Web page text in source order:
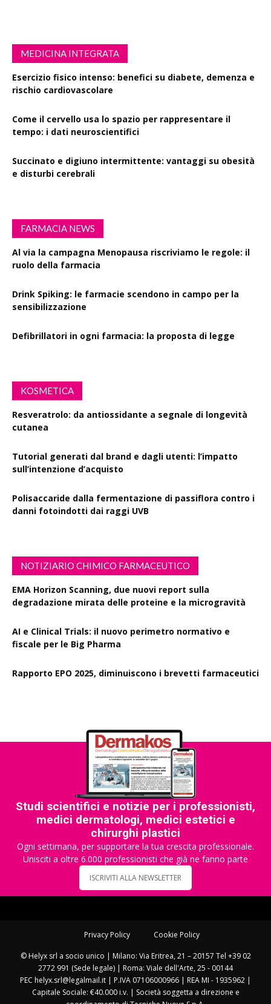
MEDICINA INTEGRATA
Esercizio fisico intenso: benefici su diabete, demenza e
rischio cardiovascolare
Come il cervello usa lo spazio per rappresentare il
tempo: i dati neuroscientifici
Succinato e digiuno intermittente: vantaggi su obesità
e disturbi cerebrali
FARMACIA NEWS
Al via la campagna Menopausa riscriviamo le regole: il
ruolo della farmacia
Drink Spiking: le farmacie scendono in campo per la
sensibilizzazione
Defibrillatori in ogni farmacia: la proposta di legge
KOSMETICA
Resveratrolo: da antiossidante a segnale di longevità
cutanea
Tutorial generati dal brand e dagli utenti: l’impatto
sull’intenzione d’acquisto
Polisaccaride dalla fermentazione di passiflora contro i
danni fotoindotti dai raggi UVB
NOTIZIARIO CHIMICO FARMACEUTICO
EMA Horizon Scanning, due nuovi report sulla
degradazione mirata delle proteine e la microgravità
AI e Clinical Trials: il nuovo perimetro normativo e
fiscale per le Big Pharma
Rapporto EPO 2025, diminuiscono i brevetti farmaceutici
Studi scientifici e notizie per i professionisti,
medici dermatologi, medici estetici e
chirurghi plastici
Ogni settimana, per supportare la tua crescita professionale.
Unisciti a oltre 6.000 professionisti che già ne fanno parte
ISCRIVITI ALLA NEWSLETTER
Privacy Policy Cookie Policy
© Helyx srl a socio unico | Milano: Via Eritrea, 21 – 20157 Tel +39 02
2772 991 (Sede legale) | Roma: Viale dell'Arte, 25 - 00144
PEC helyx.srl@legalmail.it | P.IVA 07106000966 | REA MI - 1935962 |
Capitale Sociale: €40.000 i.v. | Società soggetta a direzione e